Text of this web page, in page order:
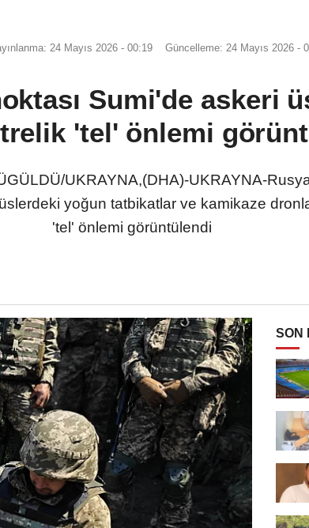
24 Mayıs 2026 - 00:19 Güncelleme: 24 Mayıs 2026 -
Sumi'de askeri
'tel' önlemi
UKRAYNA,(DHA)-UKRAYNA-Rusya
yoğun tatbikatlar ve kamikaze
'tel' önlemi görüntülendi
SON